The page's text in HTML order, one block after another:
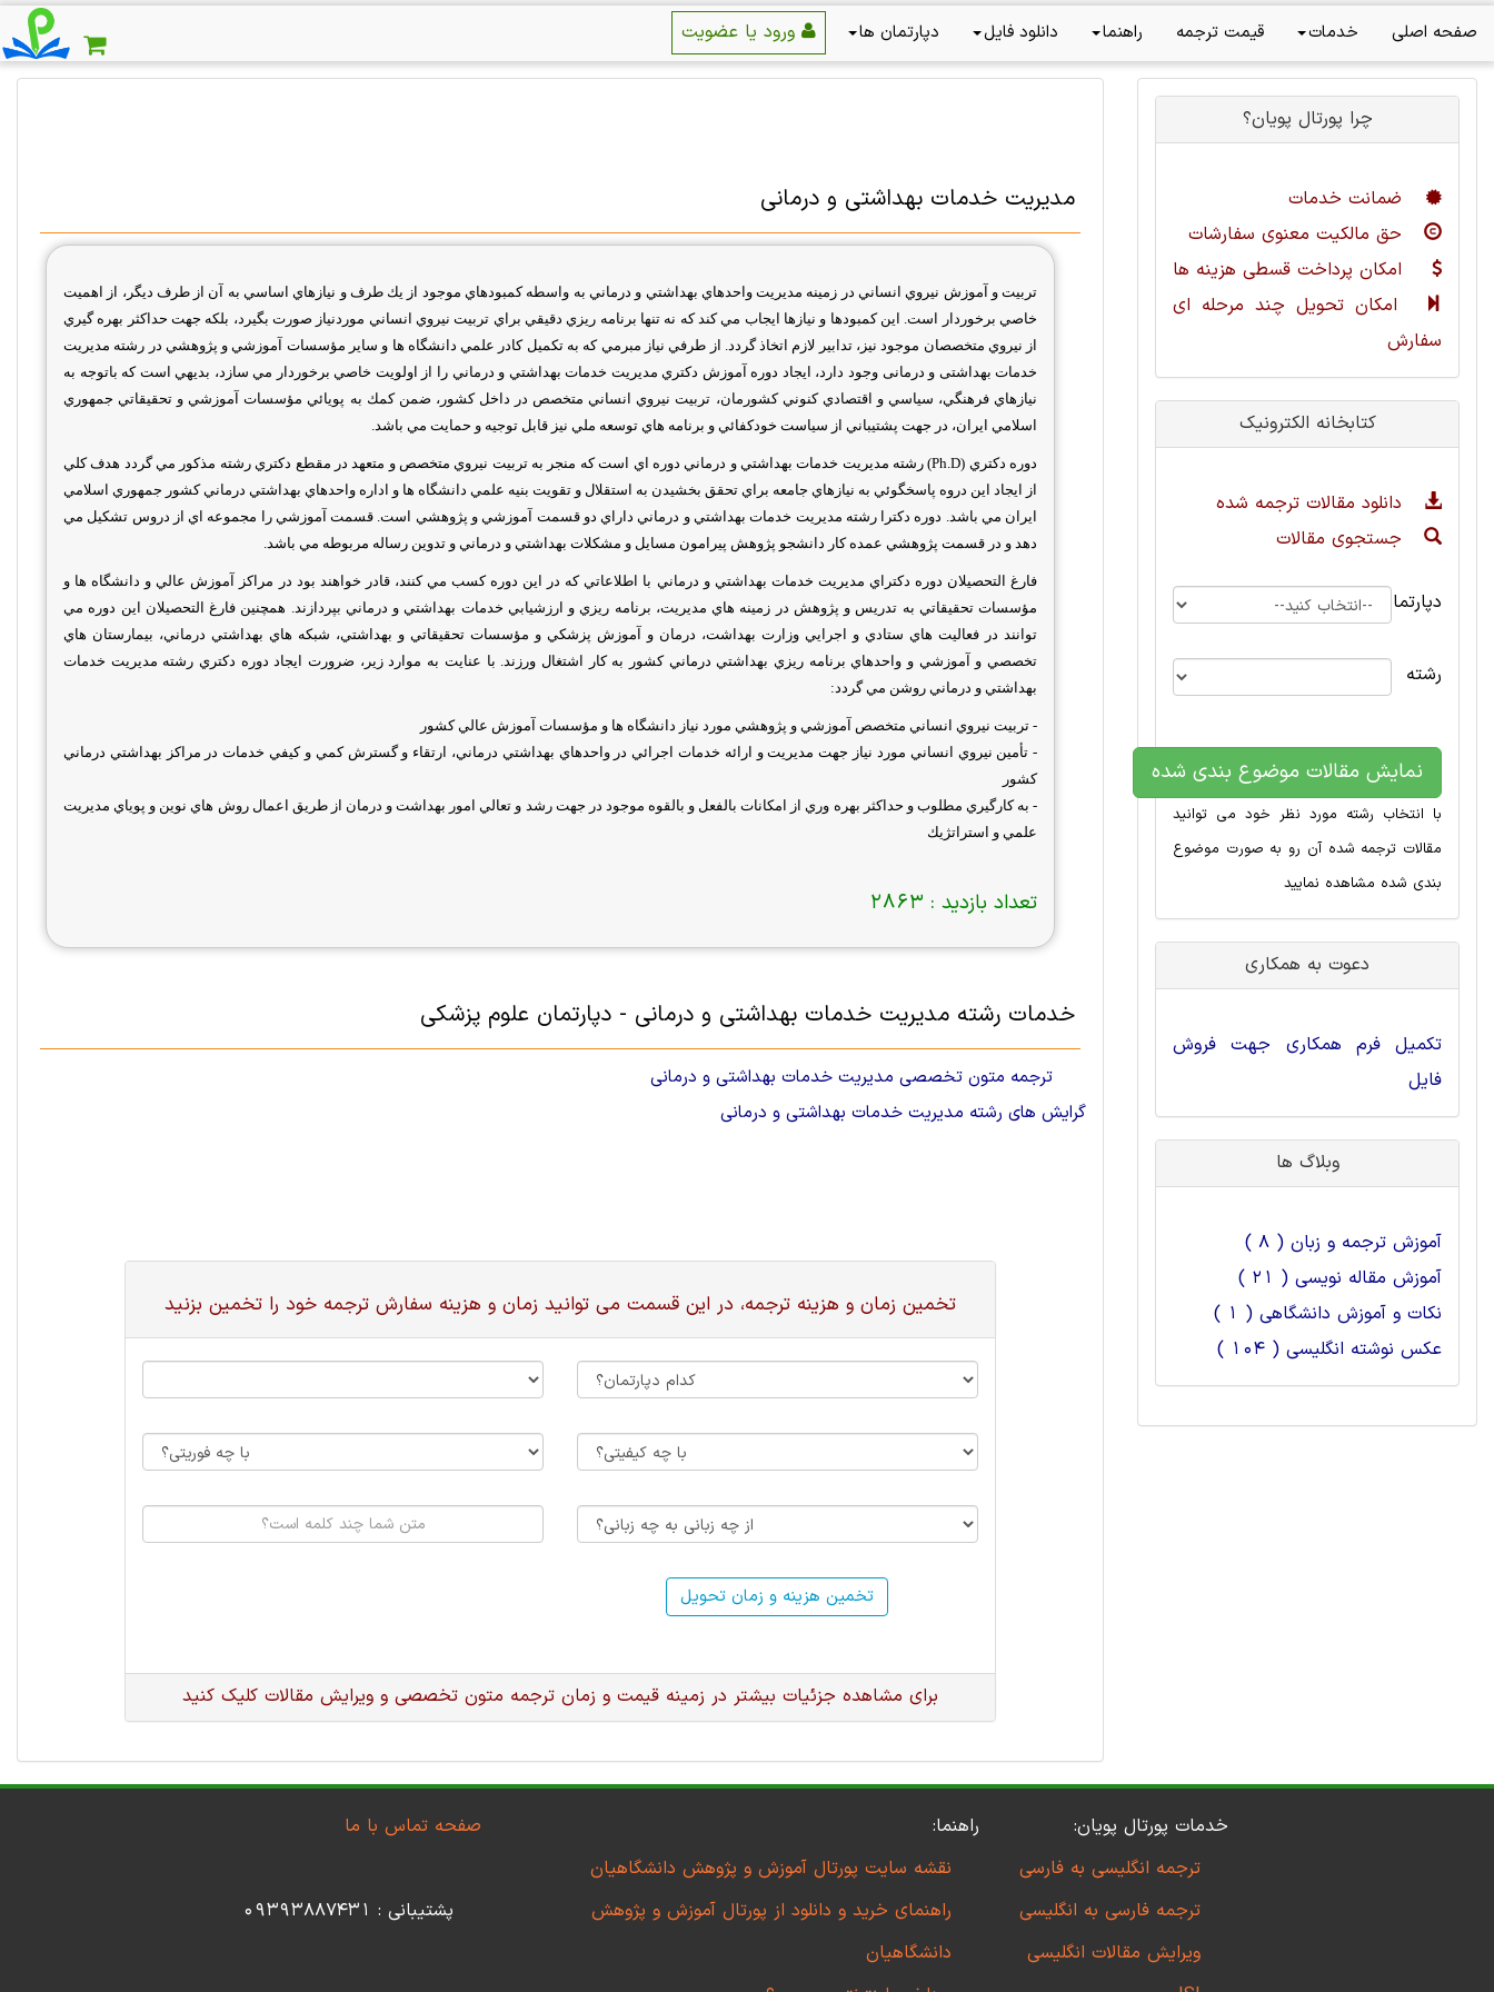
صفحه اصلی خدمات قیمت ترجمه راهنما دانلود فایل دپارتمان ها
مدیریت خدمات بهداشتی و درمانی
تربيت و آموزش نيروي انساني در زمينه مديريت واحدهاي بهداشتي و درماني به واسطه كمبودهاي موجود از يك طرف و نيازهاي اساسي به آن از طرف ديگر، از اهميت
خاصي برخوردار است. اين كمبودها و نيازها ايجاب مي كند كه نه تنها برنامه ريزي دقيقي براي تربيت نيروي انساني موردنياز صورت بگيرد، بلكه جهت حداكثر بهره گيري
از نيروي متخصصان موجود نيز، تدابير لازم اتخاذ گردد. از طرفي نياز مبرمي كه به تكميل كادر علمي دانشگاه ها و ساير مؤسسات آموزشي و پژوهشي در رشته مدیریت
خدمات بهداشتی و درمانی وجود دارد، ايجاد دوره آموزش دكتري مديريت خدمات بهداشتي و درماني را از اولويت خاصي برخوردار مي سازد، بديهي است كه باتوجه به
نيازهاي فرهنگي، سياسي و اقتصادي كنوني كشورمان، تربيت نيروي انساني متخصص در داخل كشور، ضمن كمك به پويائي مؤسسات آموزشي و تحقيقاتي جمهوري
اسلامي ايران، در جهت پشتيباني از سياست خودكفائي و برنامه هاي توسعه ملي نيز قابل توجيه و حمايت مي باشد.
دوره دكتري (Ph.D) رشته مديريت خدمات بهداشتي و درماني دوره اي است كه منجر به تربيت نيروي متخصص و متعهد در مقطع دكتري رشته مذكور مي گردد هدف كلي
از ايجاد اين دروه پاسخگوئي به نيازهاي جامعه براي تحقق بخشيدن به استقلال و تقويت بنيه علمي دانشگاه ها و اداره واحدهاي بهداشتي درماني كشور جمهوري اسلامي
ايران مي باشد. دوره دكترا رشته مديريت خدمات بهداشتي و درماني داراي دو قسمت آموزشي و پژوهشي است. قسمت آموزشي را مجموعه اي از دروس تشكيل مي
دهد و در قسمت پژوهشي عمده كار دانشجو پژوهش پيرامون مسايل و مشكلات بهداشتي و درماني و تدوين رساله مربوطه مي باشد.
فارغ التحصيلان دوره دكتراي مديريت خدمات بهداشتي و درماني با اطلاعاتي كه در اين دوره كسب مي كنند، قادر خواهند بود در مراكز آموزش عالي و دانشگاه ها و
مؤسسات تحقيقاتي به تدريس و پژوهش در زمينه هاي مديريت، برنامه ريزي و ارزشيابي خدمات بهداشتي و درماني بپردازند. همچنين فارغ التحصيلان اين دوره مي
توانند در فعاليت هاي ستادي و اجرايي وزارت بهداشت، درمان و آموزش پزشكي و مؤسسات تحقيقاتي و بهداشتي، شبكه هاي بهداشتي درماني، بيمارستان هاي
تخصصي و آموزشي و واحدهاي برنامه ريزي بهداشتي درماني كشور به كار اشتغال ورزند. با عنايت به موارد زير، ضرورت ايجاد دوره دكتري رشته مديريت خدمات
بهداشتي و درماني روشن مي گردد:
- تربيت نيروي انساني متخصص آموزشي و پژوهشي مورد نياز دانشگاه ها و مؤسسات آموزش عالي كشور
- تأمين نيروي انساني مورد نياز جهت مديريت و ارائه خدمات اجرائي در واحدهاي بهداشتي درماني، ارتقاء و گسترش كمي و كيفي خدمات در مراكز بهداشتي درماني
كشور
- به كارگيري مطلوب و حداكثر بهره وري از امكانات بالفعل و بالقوه موجود در جهت رشد و تعالي امور بهداشت و درمان از طريق اعمال روش هاي نوين و پوياي مديريت
علمي و استراتژيك
تعداد بازدید : 2863
خدمات رشته مدیریت خدمات بهداشتی و درمانی - دپارتمان علوم پزشكی
ترجمه متون تخصصی مدیریت خدمات بهداشتی و درمانی
گرایش های رشته مدیریت خدمات بهداشتی و درمانی
تخمین زمان و هزینه ترجمه، در این قسمت می توانید زمان و هزینه سفارش ترجمه خود را تخمین بزنید
تخمین هزینه و زمان تحویل
برای مشاهده جزئیات بیشتر در زمینه قیمت و زمان ترجمه متون تخصصی و ویرایش مقالات کلیک کنید
چرا پورتال پویان؟
ضمانت خدمات
حق مالکیت معنوی سفارشات
امکان پرداخت قسطی هزینه ها
امکان تحویل چند مرحله ای
سفارش
کتابخانه الکترونیک
دانلود مقالات ترجمه شده
جستجوی مقالات
دپارتمان
رشته
نمایش مقالات موضوع بندی شده
با انتخاب رشته مورد نظر خود می توانید
مقالات ترجمه شده آن رو به صورت موضوع
بندی شده مشاهده نمایید
دعوت به همکاری
تکمیل فرم همکاری جهت فروش
فایل
وبلاگ ها
آموزش ترجمه و زبان ( 8 )
آموزش مقاله نویسی ( 21 )
نکات و آموزش دانشگاهی ( 1 )
عکس نوشته انگلیسی ( 104 )
خدمات پورتال پویان:
ترجمه انگلیسی به فارسی
ترجمه فارسی به انگلیسی
ویرایش مقالات انگلیسی
راهنما:
نقشه سایت پورتال آموزش و پژوهش دانشگاهیان
راهنمای خرید و دانلود از پورتال آموزش و پژوهش
دانشگاهیان
صفحه تماس با ما
پشتیبانی : 09393887431